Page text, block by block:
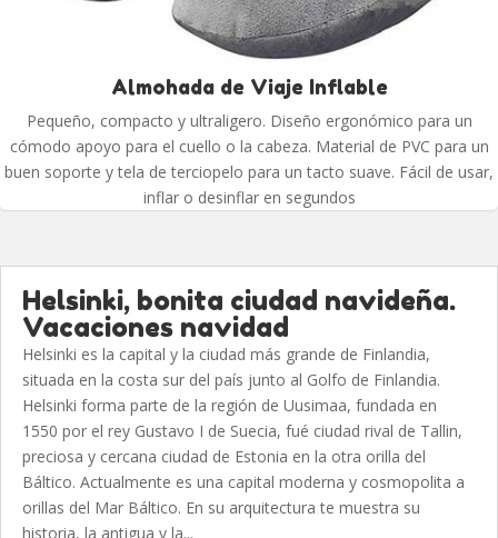
Almohada de Viaje Inflable
Pequeño, compacto y ultraligero. Diseño ergonómico para un
cómodo apoyo para el cuello o la cabeza. Material de PVC para un
buen soporte y tela de terciopelo para un tacto suave. Fácil de usar,
inflar o desinflar en segundos
Helsinki, bonita ciudad navideña.
Vacaciones navidad
Helsinki es la capital y la ciudad más grande de Finlandia,
situada en la costa sur del país junto al Golfo de Finlandia.
Helsinki forma parte de la región de Uusimaa, fundada en
1550 por el rey Gustavo I de Suecia, fué ciudad rival de Tallin,
preciosa y cercana ciudad de Estonia en la otra orilla del
Báltico. Actualmente es una capital moderna y cosmopolita a
orillas del Mar Báltico. En su arquitectura te muestra su
historia, la antigua y la...